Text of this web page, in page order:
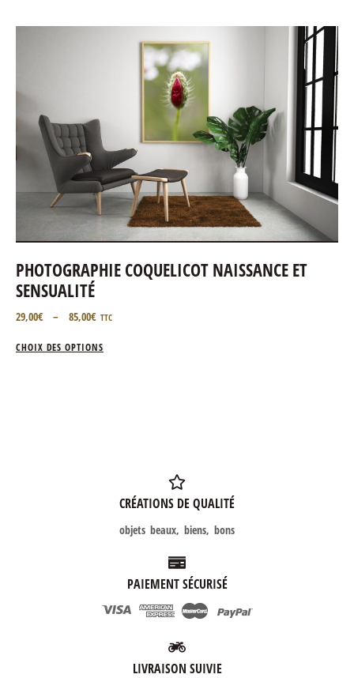
PHOTOGRAPHIE COQUELICOT NAISSANCE ET
SENSUALITÉ
29,00€ – 85,00€ TTC
CHOIX DES OPTIONS
CRÉATIONS DE QUALITÉ
objets beaux, biens, bons
PAIEMENT SÉCURISÉ
LIVRAISON SUIVIE